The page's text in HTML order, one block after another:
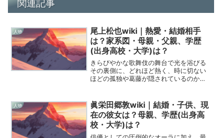
関連記事
人物
尾上松也wiki｜熱愛・結婚相手
は？家系図・母親・父親、学歴
(出身高校・大学)は？
きらびやかな歌舞伎の舞台で光を浴びる
その裏側に、どれほど熱く、時に切ない
ほどの孤独や葛藤が隠されているのか
伎界の若きリーダーとして道を切り開き
続ける、二代目尾上松也さん...
人物
眞栄田郷敦wiki｜結婚・子供、現
在の彼女は？母親、学歴(出身高
校・大学)は？